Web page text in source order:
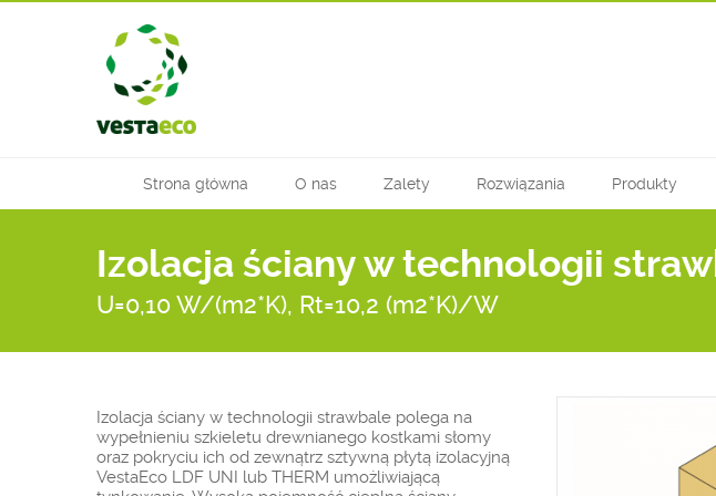
Strona główna O nas Zalety Rozwiązania Produkty
Izolacja ściany w technologii
U=0,10 W/(m2*K), Rt=10,2 (m2*K)/W
Izolacja ściany w technologii strawbale polega na
wypełnieniu szkieletu drewnianego kostkami słomy
oraz pokryciu ich od zewnątrz sztywną płytą izolacyjną
VestaEco LDF UNI lub THERM umożliwiającą